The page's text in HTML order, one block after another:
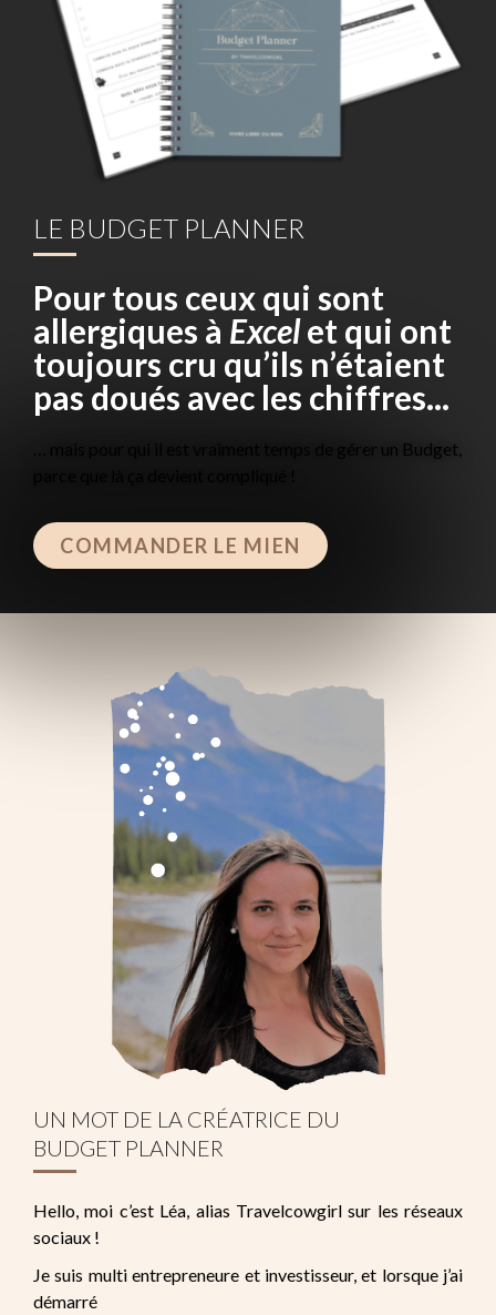
LE BUDGET PLANNER
Pour tous ceux qui sont
allergiques à Excelet qui ont
toujours cru qu’ils n’étaient
pas doués avec les chiffres...
… mais pour qui il est vraiment temps de gérer un Budget,
COMMANDER LE MIEN
UN MOT DE LA CRÉATRICE DU
BUDGET PLANNER
Hello, moi c’est Léa, alias Travelcowgirl sur les réseaux
sociaux !
Je suis multi entrepreneure et investisseur, et lorsque j’ai
démarré